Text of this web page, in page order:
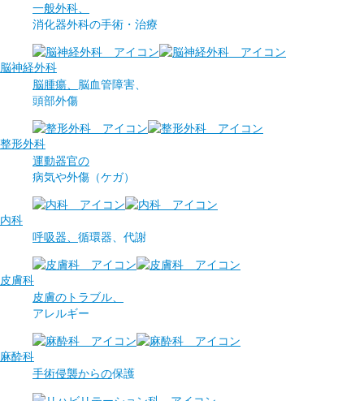
一般外科、
消化器外科の手術・治療
脳神経外科
脳腫瘍、 脳血管障害、
頭部外傷
整形外科
運動器官の
病気や外傷（ケガ）
内科
呼吸器、 循環器、 代謝
皮膚科
皮膚のトラブル、
アレルギー
麻酔科
手術侵襲からの保護